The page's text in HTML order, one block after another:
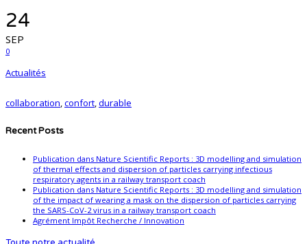
24
SEP
0
Actualités
collaboration confort durable
Recent Posts
Publication dans Nature Scientific Reports : 3D modelling and simulation
of thermal effects and dispersion of particles carrying infectious
respiratory agents in a railway transport coach
Publication dans Nature Scientific Reports : 3D modelling and simulation
of the impact of wearing a mask on the dispersion of particles carrying
the SARS-CoV-2 virus in a railway transport coach
Agrément Impôt Recherche / Innovation